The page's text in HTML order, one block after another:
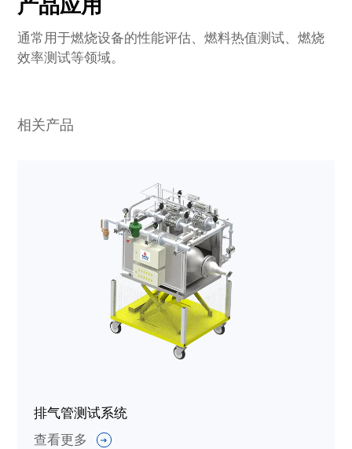
产品应用
通常用于燃烧设备的性能评估、燃料热值测试、燃烧
效率测试等领域。
相关产品
排气管测试系统
查看更多